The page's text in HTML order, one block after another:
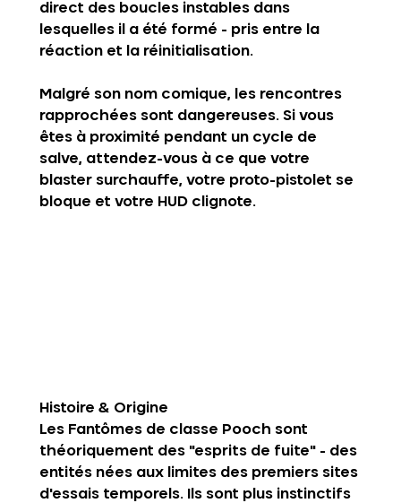
direct des boucles instables dans
lesquelles il a été formé - pris entre la
réaction et la réinitialisation.
Malgré son nom comique, les rencontres
rapprochées sont dangereuses. Si vous
êtes à proximité pendant un cycle de
salve, attendez-vous à ce que votre
blaster surchauffe, votre proto-pistolet se
bloque et votre HUD clignote.
Histoire & Origine‍
Les Fantômes de classe Pooch sont
théoriquement des "esprits de fuite" - des
entités nées aux limites des premiers sites
d'essais temporels. Ils sont plus instinctifs